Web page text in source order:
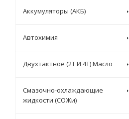
Аккумуляторы (АКБ)
Автохимия
Двухтактное (2T И 4T) Масло
Смазочно-охлаждающие
жидкости (СОЖи)